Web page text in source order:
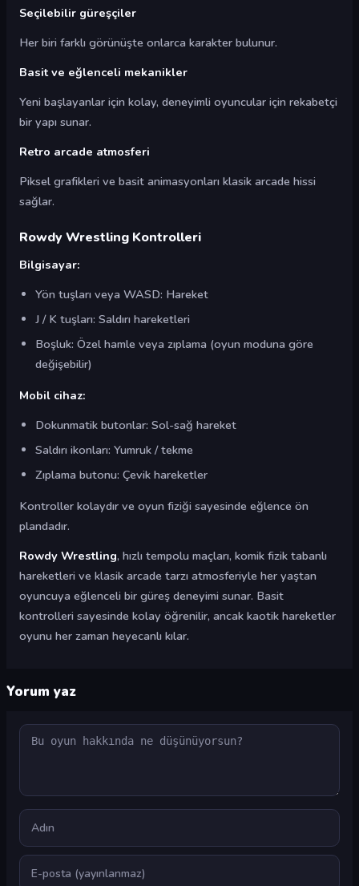
Seçilebilir güreşçiler
Her biri farklı görünüşte onlarca karakter bulunur.
Basit ve eğlenceli mekanikler
Yeni başlayanlar için kolay, deneyimli oyuncular için rekabetçi
bir yapı sunar.
Retro arcade atmosferi
Piksel grafikleri ve basit animasyonları klasik arcade hissi
sağlar.
Rowdy Wrestling Kontrolleri
Bilgisayar:
Yön tuşları veya WASD: Hareket
J / K tuşları: Saldırı hareketleri
Boşluk: Özel hamle veya zıplama (oyun moduna göre
değişebilir)
Mobil cihaz:
Dokunmatik butonlar: Sol-sağ hareket
Saldırı ikonları: Yumruk / tekme
Zıplama butonu: Çevik hareketler
Kontroller kolaydır ve oyun fiziği sayesinde eğlence ön
plandadır.
Rowdy Wrestling, hızlı tempolu maçları, komik fizik tabanlı
hareketleri ve klasik arcade tarzı atmosferiyle her yaştan
oyuncuya eğlenceli bir güreş deneyimi sunar. Basit
kontrolleri sayesinde kolay öğrenilir, ancak kaotik hareketler
oyunu her zaman heyecanlı kılar.
Yorum yaz
Yorum
Ad
E-posta